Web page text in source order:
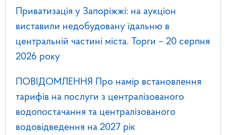
Приватизація у Запоріжжі: на аукціон
виставили недобудовану їдальню в
центральній частині міста. Торги – 20 серпня
2026 року
ПОВІДОМЛЕННЯ Про намір встановлення
тарифів на послуги з централізованого
водопостачання та централізованого
водовідведення на 2027 рік